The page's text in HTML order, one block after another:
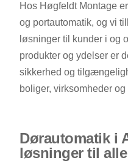
Hos Høgfeldt Montage
og portautomatik, og vi
løsninger til kunder i og
produkter og ydelser er
sikkerhed og
boliger, virksomheder
Dørautomatik i
løsninger til